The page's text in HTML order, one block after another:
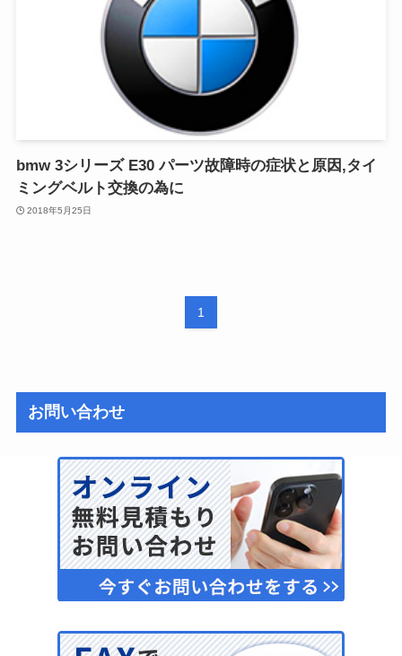
bmw 3シリーズ E30 パーツ故障時の症状と原因,タイ
ミングベルト交換の為に
2018年5月25日
1
お問い合わせ